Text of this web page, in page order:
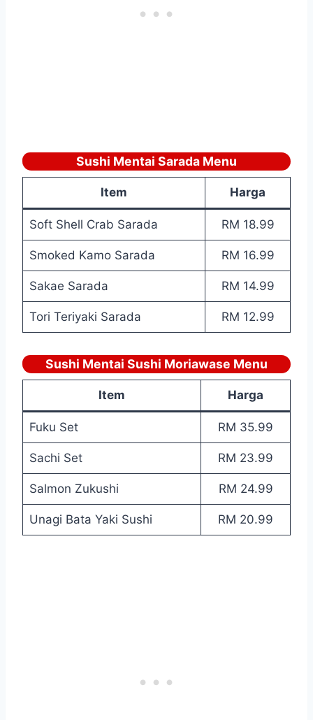
Sushi Mentai Sarada Menu
Item Harga
Soft Shell Crab Sarada RM 18.99
Smoked Kamo Sarada RM 16.99
Sakae Sarada RM 14.99
Tori Teriyaki Sarada RM 12.99
Sushi Mentai Sushi Moriawase Menu
Item Harga
Fuku Set RM 35.99
Sachi Set RM 23.99
Salmon Zukushi RM 24.99
Unagi Bata Yaki Sushi RM 20.99